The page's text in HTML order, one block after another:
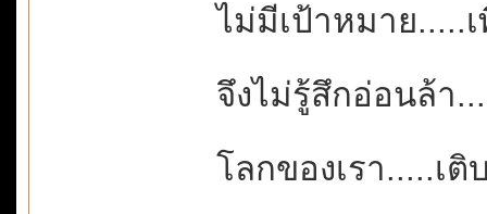
ไม่มีเป้าหมาย.....
จึงไม่รู้สึกอ่อนล้า
โลกของเรา.....เ